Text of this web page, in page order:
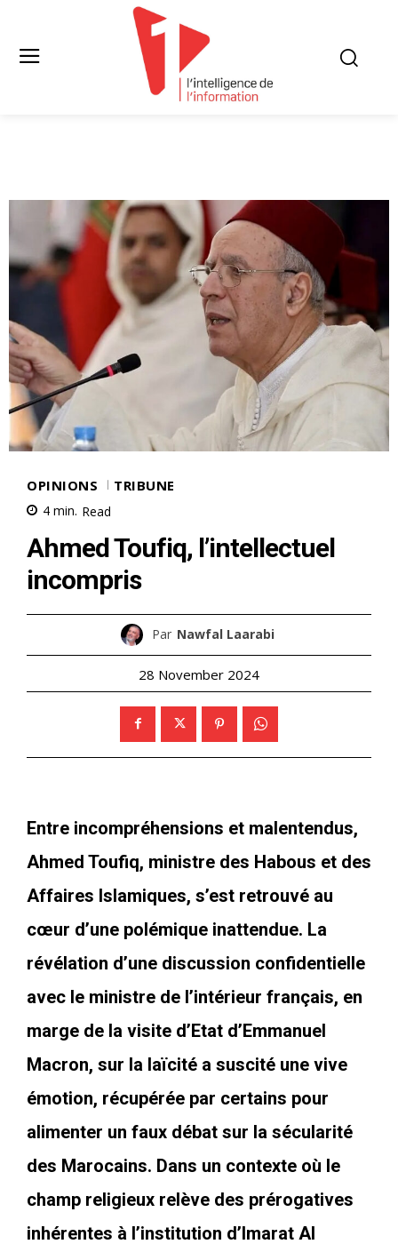
OPINIONS TRIBUNE
4 min. Read
Ahmed Toufiq, l’intellectuel
incompris
Par Nawfal Laarabi
28 November 2024
Entre incompréhensions et malentendus,
Ahmed Toufiq, ministre des Habous et des
Affaires Islamiques, s’est retrouvé au
cœur d’une polémique inattendue. La
révélation d’une discussion confidentielle
avec le ministre de l’intérieur français, en
marge de la visite d’Etat d’Emmanuel
Macron, sur la laïcité a suscité une vive
émotion, récupérée par certains pour
alimenter un faux débat sur la sécularité
des Marocains. Dans un contexte où le
champ religieux relève des prérogatives
inhérentes à l’institution d’Imarat Al